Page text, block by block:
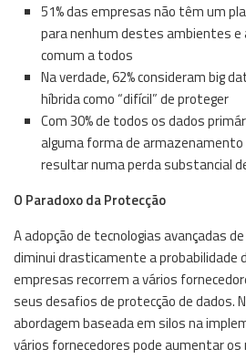
51% das empresas não têm um
para nenhum destes ambientes e
comum a todos
Na verdade, 62% consideram big
híbrida como “difícil” de proteger
Com 30% de todos os dados
alguma forma de armazenamento
resultar numa perda substancial
O Paradoxo da Protecção
A adopção de tecnologias avançadas
diminui drasticamente a probabilidade
empresas recorrem a vários
seus desafios de protecção de dados.
abordagem baseada em silos na
vários fornecedores pode aumentar os